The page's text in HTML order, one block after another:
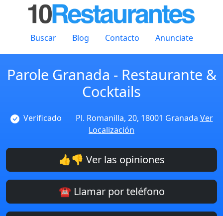
Buscar Blog Contacto Anunciate
Parole Granada - Restaurante &
Cocktails
Verificado Pl. Romanilla, 20, 18001 Granada Ver
Localización
👍👎 Ver las opiniones
☎️ Llamar por teléfono